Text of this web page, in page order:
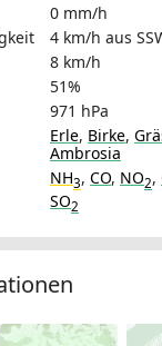
0 mm/h
4 km/h aus
8 km/h
51%
971 hPa
Erle, Birke,
Ambrosia
NH3, CO, NO2,
SO2